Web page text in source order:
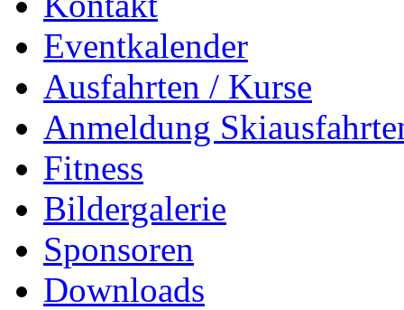
Eventkalender
Ausfahrten / Kurse
Anmeldung
Fitness
Bildergalerie
Sponsoren
Downloads